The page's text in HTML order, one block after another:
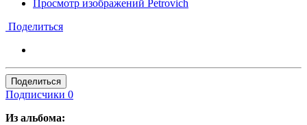
Просмотр изображений Petrovich
Поделиться
Поделиться
Подписчики 0
Из альбома: